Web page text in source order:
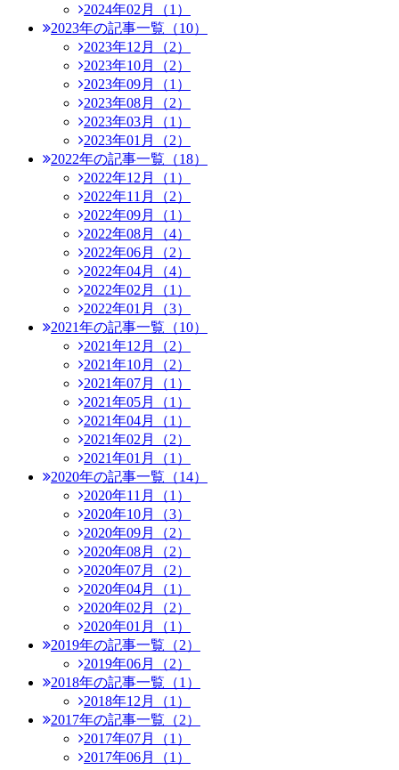
2024年02月（1）
2023年の記事一覧（10）
2023年12月（2）
2023年10月（2）
2023年09月（1）
2023年08月（2）
2023年03月（1）
2023年01月（2）
2022年の記事一覧（18）
2022年12月（1）
2022年11月（2）
2022年09月（1）
2022年08月（4）
2022年06月（2）
2022年04月（4）
2022年02月（1）
2022年01月（3）
2021年の記事一覧（10）
2021年12月（2）
2021年10月（2）
2021年07月（1）
2021年05月（1）
2021年04月（1）
2021年02月（2）
2021年01月（1）
2020年の記事一覧（14）
2020年11月（1）
2020年10月（3）
2020年09月（2）
2020年08月（2）
2020年07月（2）
2020年04月（1）
2020年02月（2）
2020年01月（1）
2019年の記事一覧（2）
2019年06月（2）
2018年の記事一覧（1）
2018年12月（1）
2017年の記事一覧（2）
2017年07月（1）
2017年06月（1）